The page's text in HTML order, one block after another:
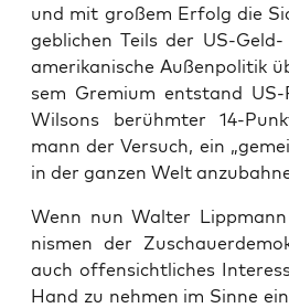
und mit gro­ßem Erfolg die
geb­li­chen Teils der US-
ame­ri­ka­ni­sche Außen­po­li­tik
sem Gre­mi­um ent­stand
Wil­sons berühm­ter 14-
mann der Ver­such, ein
in der gan­zen Welt
Wenn nun Wal­ter
nis­men der
auch offen­sicht­li­ches
Hand zu neh­men im Sin­ne